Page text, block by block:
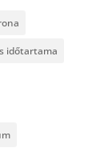
időtartama